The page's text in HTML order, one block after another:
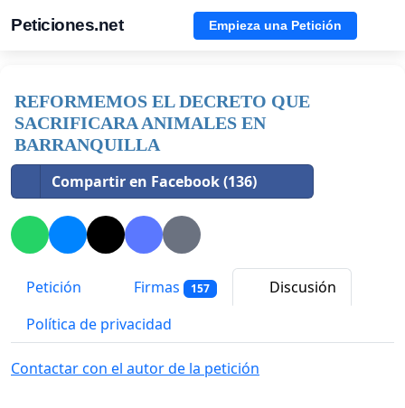
Peticiones.net Empieza una Petición
REFORMEMOS EL DECRETO QUE
SACRIFICARA ANIMALES EN
BARRANQUILLA
Compartir en Facebook (136)
Petición Firmas 157
Discusión
Política de privacidad
Contactar con el autor de la petición